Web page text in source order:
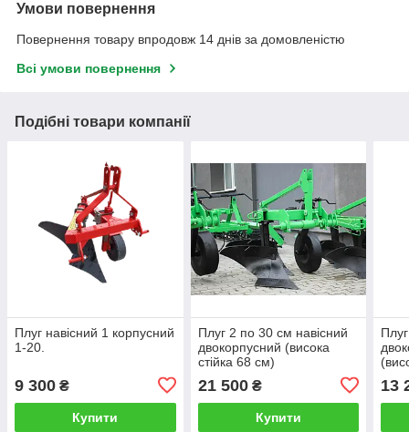
Умови повернення
Повернення товару впродовж 14 днів за домовленістю
Всі умови повернення
Подібні товари компанії
Плуг навісний 1 корпусний
1-20.
9 300 ₴
Купити
Плуг 2 по 30 см навісний
двокорпусний (висока
стійка 68 см)
21 500₴
Купити
13